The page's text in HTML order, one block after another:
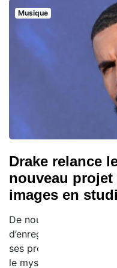
Musique
Drake relance
nouveau
images en
De nouvelles photos
d’enregistrement ont
ses prochains projets.
le mystère et alimente